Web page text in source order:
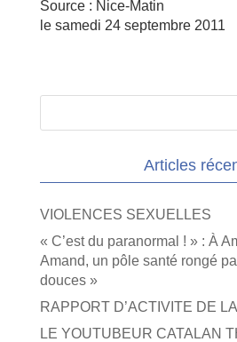
Source : Nice-Matin
le samedi 24 septembre 2011
Articles
VIOLENCES SEXUELLES
« C’est du paranormal ! » : À
Amand, un pôle santé rongé
douces »
RAPPORT D’ACTIVITE DE
LE YOUTUBEUR CATALAN